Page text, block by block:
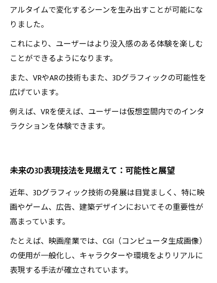
アルタイムで変化するシーンを生み出すことが可能にな
りました。
これにより、ユーザーはより没入感のある体験を楽しむ
ことができるようになります。
また、VRやARの技術もまた、3Dグラフィックの可能性を
広げています。
例えば、VRを使えば、ユーザーは仮想空間内でのインタ
ラクションを体験できます。
未来の3D表現技法を見据えて：可能性と展望
近年、3Dグラフィック技術の発展は目覚ましく、特に映
画やゲーム、広告、建築デザインにおいてその重要性が
高まっています。
たとえば、映画産業では、CGI（コンピュータ生成画像）
の使用が一般化し、キャラクターや環境をよりリアルに
表現する手法が確立されています。